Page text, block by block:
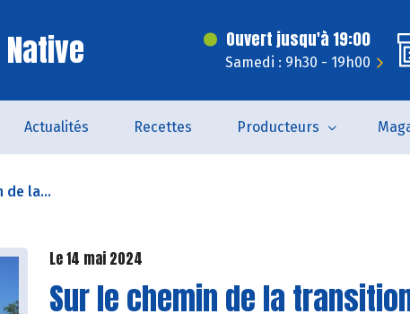
Ouvert jusqu'à 19:00
Samedi : 9h30 - 19h00
Actualités Recettes Producteurs
de la...
Le 14 mai 2024
Sur le chemin de la